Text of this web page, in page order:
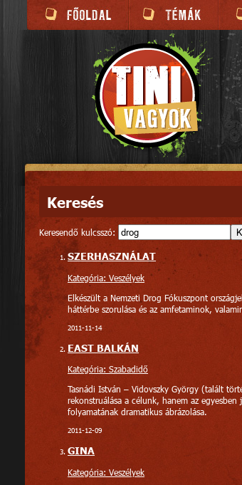
Keresés
Keresendő kulcsszó:
SZERHASZNÁLAT
Kategória: Veszélyek
Elkészült a Nemzeti Drog Fókuszpont
háttérbe szorulása és az amfetaminok,
2011-11-14
EAST BALKÁN
Kategória: Szabadidő
Tasnádi István – Vidovszky György (talált
rekonstruálása a célunk, hanem az
folyamatának dramatikus ábrázolása.
2011-12-09
GINA
Kategória: Veszélyek